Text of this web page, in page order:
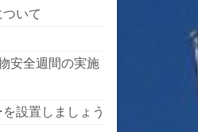
いて
安全週間の実施
設置しましょう